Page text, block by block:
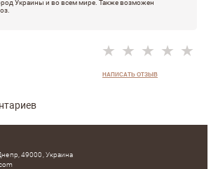
Украины и во всем мире. Также возможен
НАПИСАТЬ ОТЗЫВ
49000, Украина